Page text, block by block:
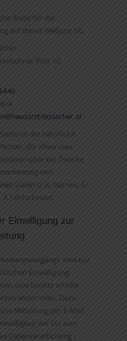
Stelle für die
auf dieser Website ist:
Weg 10
4
lassacher.at
ist die natürliche
die allein oder
über die Zwecke
von
Daten (z.B. Namen, E-
Ä.) entscheidet.
Einwilligung zur
sind nur
Einwilligung
eine bereits erteilte
widerrufen. Dazu
Mitteilung per E-Mail
der bis zum
Datenverarbeitung